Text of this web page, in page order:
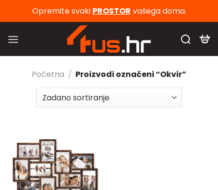
Opremite svaki PROSTOR vašega doma.
Početna / Proizvodi označeni “Okvir”